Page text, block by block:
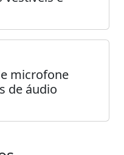
microfone
de áudio